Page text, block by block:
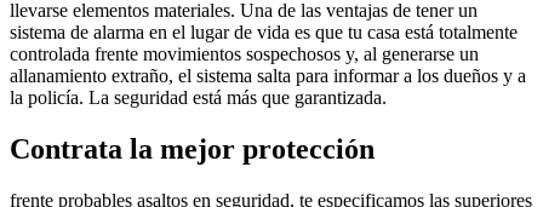
llevarse elementos materiales. Una de las ventajas de tener un
sistema de alarma en el lugar de vida es que tu casa está totalmente
controlada frente movimientos sospechosos y, al generarse un
allanamiento extraño, el sistema salta para informar a los dueños y a
la policía. La seguridad está más que garantizada.
Contrata la mejor protección
frente probables asaltos en seguridad, te especificamos las superiores